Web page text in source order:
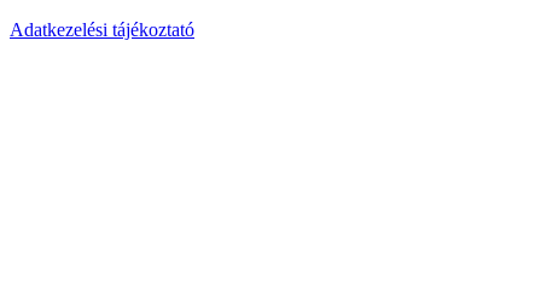
Adatkezelési tájékoztató